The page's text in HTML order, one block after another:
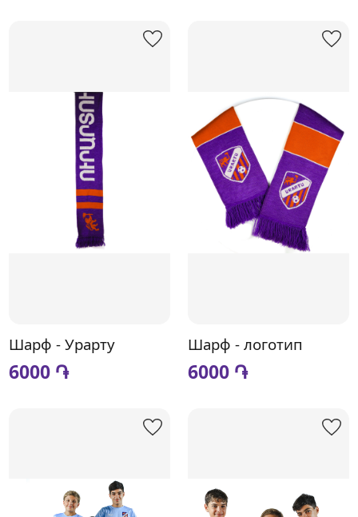
Шарф - Урарту
6000 ֏
Шарф - логотип
6000 ֏